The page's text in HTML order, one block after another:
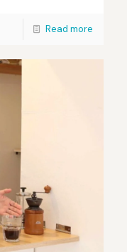
Read more